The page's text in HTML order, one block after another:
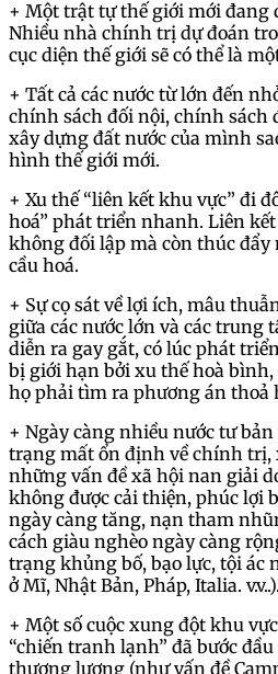
+ Một trật tự thế giới mới
Nhiều nhà chính trị dự đoán
cục diện thế giới sẽ có thể là
+ Tất cả các nước từ lớn đến
chính sách đối nội, chính sách
xây dựng đất nước của mình
hình thế giới mới.
+ Xu thế “liên kết khu vực” đi
hoá” phát triển nhanh. Liên
không đối lập mà còn thúc
cầu hoá.
+ Sự cọ sát về lợi ích, mâu
giữa các nước lớn và các trung
diễn ra gay gắt, có lúc phát
bị giới hạn bởi xu thế hoà
họ phải tìm ra phương án thoả
+ Ngày càng nhiều nước tư
trạng mất ổn định về chính trị,
những vấn đề xã hội nan giải
không được cải thiện, phúc lợi
ngày càng tăng, nạn tham
cách giàu nghèo ngày càng
trạng khủng bố, bạo lực, tội ác
ở Mĩ, Nhật Bản, Pháp, Italia. v.v..).
+ Một số cuộc xung đột khu
“chiến tranh lạnh” đã bước
thương lượng (như vấn đề